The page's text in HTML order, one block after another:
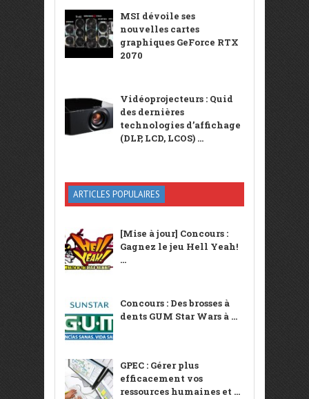
MSI dévoile ses
nouvelles cartes
graphiques GeForce RTX
2070
Vidéoprojecteurs : Quid
des dernières
technologies d’affichage
(DLP, LCD, LCOS) ...
ARTICLES POPULAIRES
[Mise à jour] Concours :
Gagnez le jeu Hell Yeah!
...
Concours : Des brosses à
dents GUM Star Wars à ...
GPEC : Gérer plus
efficacement vos
ressources humaines et ...